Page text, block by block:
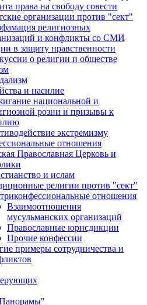
права на свободу совести
организации против "сект"
религиозных
и конфликты со СМИ
в защиту нравственности
о религии и обществе
и насилие
национальной и
розни и призывы к
экстремизму
отношения
Православная Церковь и
и ислам
религии против "сект"
отношения
Взаимоотношения
мусульманских организаций
Православные юрисдикции
Прочие конфессии
примеры сотрудничества и